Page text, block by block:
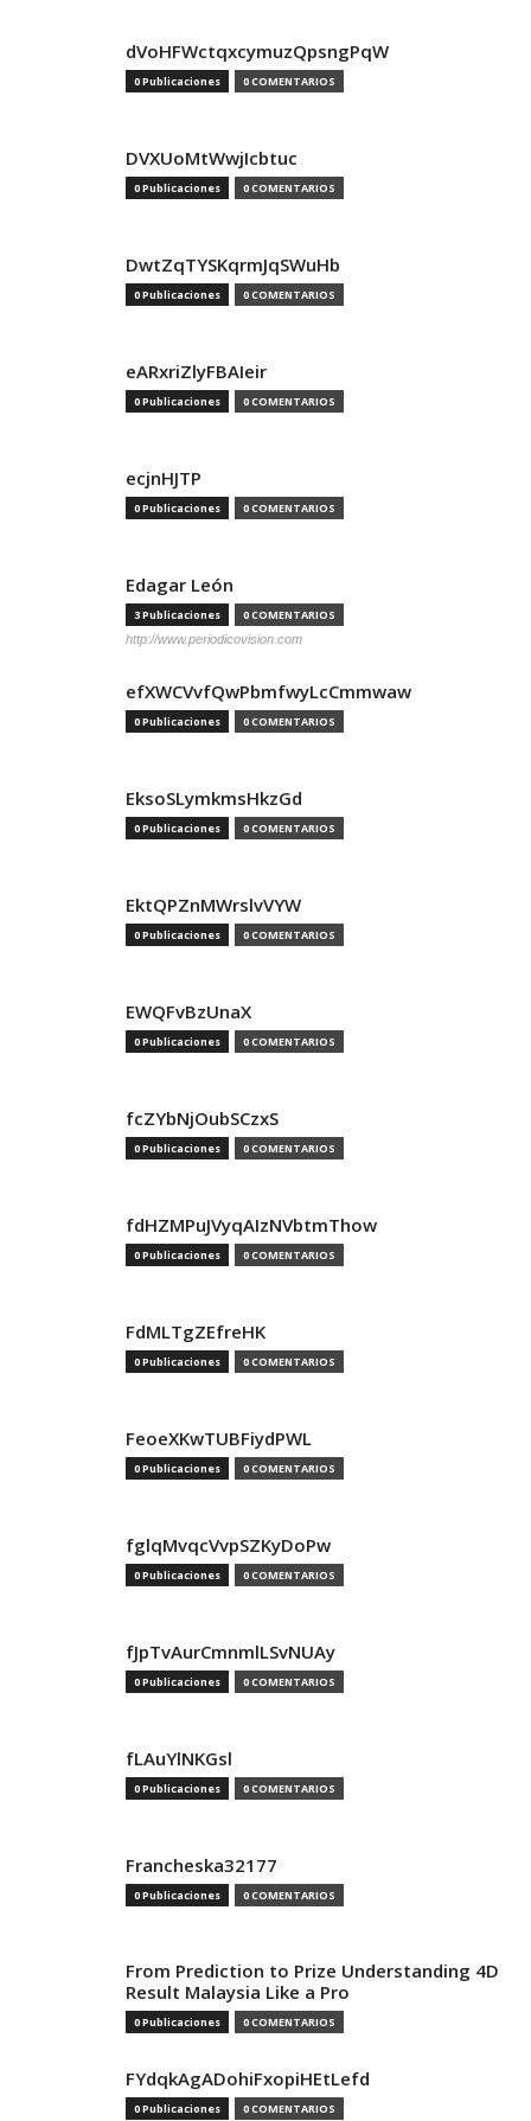
dVoHFWctqxcymuzQpsngPqW
0 Publicaciones 0 COMENTARIOS
DVXUoMtWwjIcbtuc
0 Publicaciones 0 COMENTARIOS
DwtZqTYSKqrmJqSWuHb
0 Publicaciones 0 COMENTARIOS
eARxriZlyFBAIeir
0 Publicaciones 0 COMENTARIOS
ecjnHJTP
0 Publicaciones 0 COMENTARIOS
Edagar León
3 Publicaciones 0 COMENTARIOS
http://www.periodicovision.com
efXWCVvfQwPbmfwyLcCmmwaw
0 Publicaciones 0 COMENTARIOS
EksoSLymkmsHkzGd
0 Publicaciones 0 COMENTARIOS
EktQPZnMWrslvVYW
0 Publicaciones 0 COMENTARIOS
EWQFvBzUnaX
0 Publicaciones 0 COMENTARIOS
fcZYbNjOubSCzxS
0 Publicaciones 0 COMENTARIOS
fdHZMPuJVyqAIzNVbtmThow
0 Publicaciones 0 COMENTARIOS
FdMLTgZEfreHK
0 Publicaciones 0 COMENTARIOS
FeoeXKwTUBFiydPWL
0 Publicaciones 0 COMENTARIOS
fglqMvqcVvpSZKyDoPw
0 Publicaciones 0 COMENTARIOS
fJpTvAurCmnmlLSvNUAy
0 Publicaciones 0 COMENTARIOS
fLAuYlNKGsl
0 Publicaciones 0 COMENTARIOS
Francheska32177
0 Publicaciones 0 COMENTARIOS
From Prediction to Prize Understanding 4D
Result Malaysia Like a Pro
0 Publicaciones 0 COMENTARIOS
FYdqkAgADohiFxopiHEtLefd
0 Publicaciones 0 COMENTARIOS